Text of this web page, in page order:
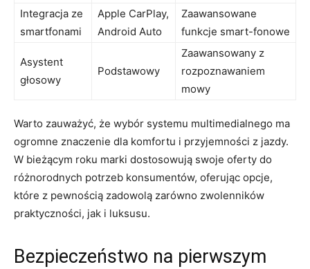
Integracja ze
smartfonami
Apple CarPlay,
Android Auto
Zaawansowane
⁢funkcje ⁢smart-fonowe
Asystent
⁢głosowy
Podstawowy
Zaawansowany z
rozpoznawaniem
‌mowy
Warto zauważyć, że wybór systemu multimedialnego‌ ma
ogromne znaczenie ⁣dla komfortu‌ i przyjemności z jazdy.
W bieżącym ⁢roku marki dostosowują ⁢swoje oferty do
różnorodnych potrzeb konsumentów, oferując opcje,⁤
które z pewnością zadowolą zarówno zwolenników
praktyczności, jak i luksusu.
Bezpieczeństwo na pierwszym